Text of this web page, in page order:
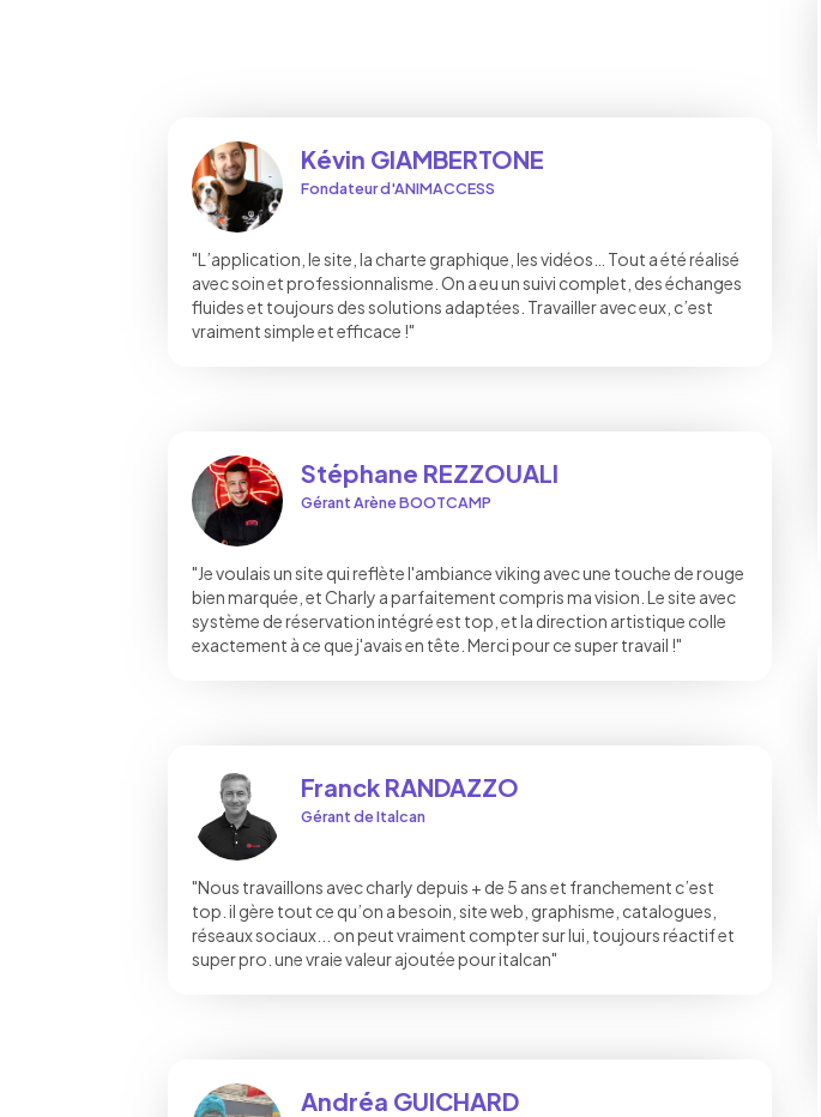
Kévin GIAMBERTONE
Fondateur d'ANIMACCESS
"L’application, le site, la charte graphique, les vidéos… Tout a été réalisé
avec soin et professionnalisme. On a eu un suivi complet, des échanges
fluides et toujours des solutions adaptées. Travailler avec eux, c’est
vraiment simple et efficace !"
Stéphane REZZOUALI
Gérant Arène BOOTCAMP
"Je voulais un site qui reflète l'ambiance viking avec une touche de rouge
bien marquée, et Charly a parfaitement compris ma vision. Le site avec
système de réservation intégré est top, et la direction artistique colle
exactement à ce que j'avais en tête. Merci pour ce super travail !"
Franck RANDAZZO
Gérant de Italcan
"Nous travaillons avec charly depuis + de 5 ans et franchement c’est
top. il gère tout ce qu’on a besoin, site web, graphisme, catalogues,
réseaux sociaux... on peut vraiment compter sur lui, toujours réactif et
super pro. une vraie valeur ajoutée pour italcan"
Andréa GUICHARD